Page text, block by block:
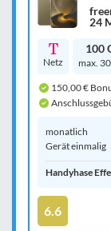
24
Netz
100
max.
150,00 €
monatlich
Gerät einmalig
Handyhase
6.6